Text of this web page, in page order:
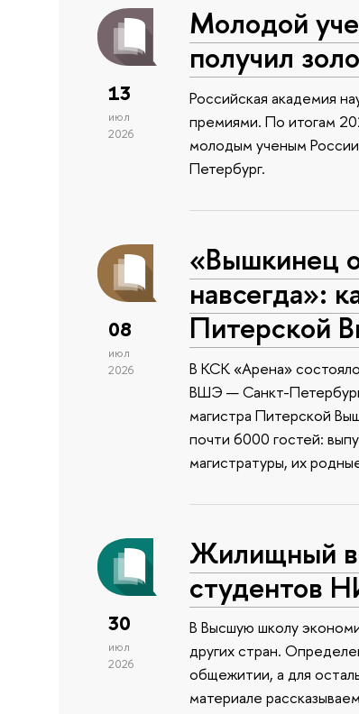
13
июл
2026
Молодой
получил
Российская академия
премиями. По итогам
молодым ученым
Петербург.
08
июл
2026
«Вышкинец
навсегда»:
Питерской
В КСК «Арена»
ВШЭ — Санкт-
магистра Питерской
почти 6000 гостей:
магистратуры, их
30
июл
2026
Жилищный
студентов
В Высшую школу
других стран.
общежитии, а для
материале